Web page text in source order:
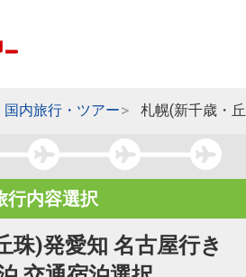
国内旅行・ツアー 札幌(新千歳・
行内容選択
珠)発愛知 名古屋行き